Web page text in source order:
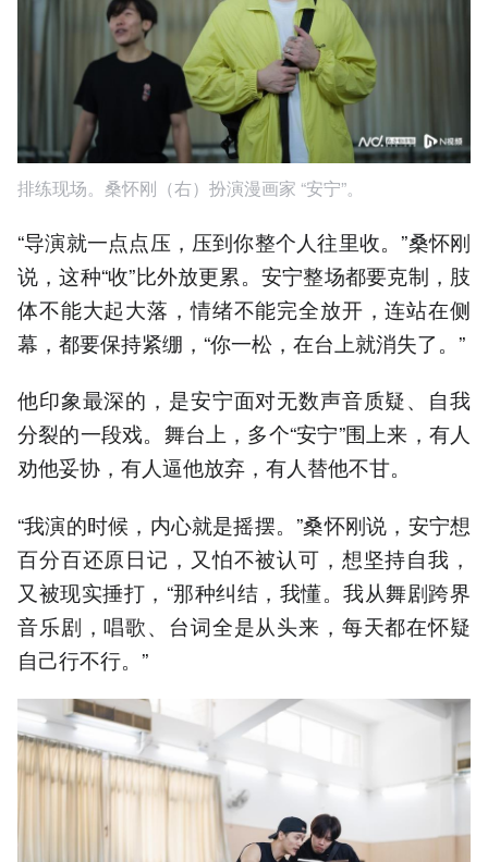
排练现场。桑怀刚（右）扮演漫画家 “安宁”。
“导演就一点点压，压到你整个人往里收。”桑怀刚
说，这种“收”比外放更累。安宁整场都要克制，肢
体不能大起大落，情绪不能完全放开，连站在侧
幕，都要保持紧绷，“你一松，在台上就消失了。”
他印象最深的，是安宁面对无数声音质疑、自我
分裂的一段戏。舞台上，多个“安宁”围上来，有人
劝他妥协，有人逼他放弃，有人替他不甘。
“我演的时候，内心就是摇摆。”桑怀刚说，安宁想
百分百还原日记，又怕不被认可，想坚持自我，
又被现实捶打，“那种纠结，我懂。我从舞剧跨界
音乐剧，唱歌、台词全是从头来，每天都在怀疑
自己行不行。”